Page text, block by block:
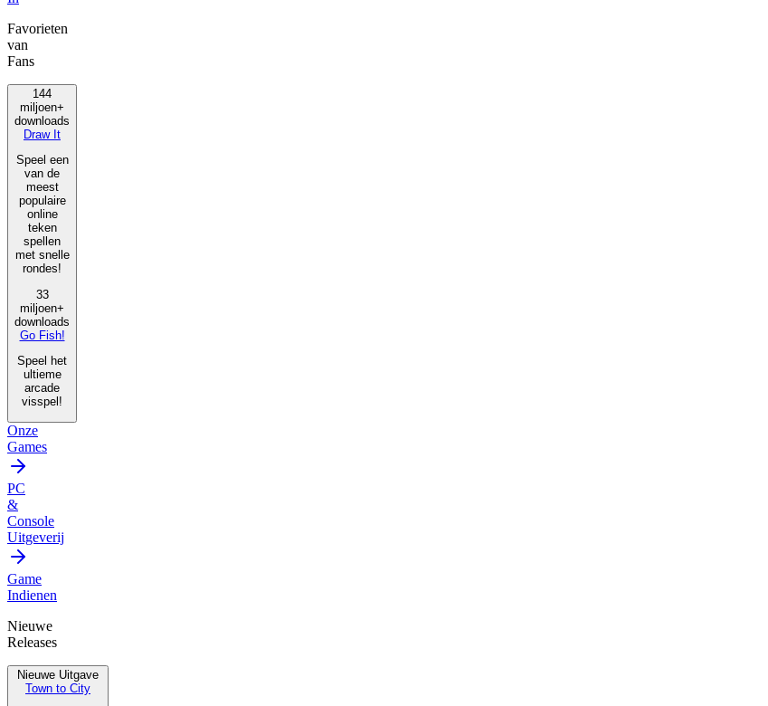
Favorieten
van
Fans
144
miljoen+
downloads
Draw It
Speel een
van de
meest
populaire
online
teken
spellen
met snelle
rondes!
33
miljoen+
downloads
Go Fish!
Speel het
ultieme
arcade
visspel!
Onze
Games
PC
&
Console
Uitgeverij
Game
Indienen
Nieuwe
Releases
Nieuwe Uitgave
Town to City